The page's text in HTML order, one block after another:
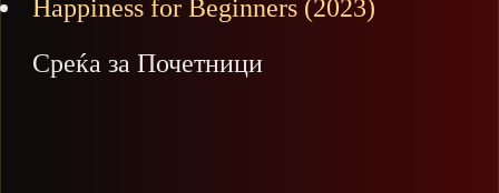
Happiness for Beginners (2023)
Среќа за Почетници